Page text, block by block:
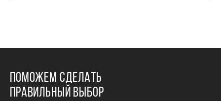
ПОМОЖЕМ СДЕЛАТЬ
ПРАВИЛЬНЫЙ ВЫБОР